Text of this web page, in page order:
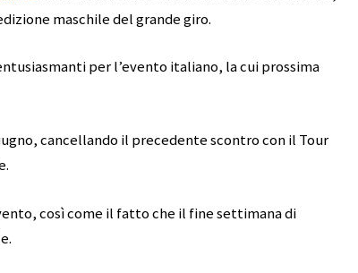
maschile del grande giro.
per l’evento italiano, la cui prossima
cancellando il precedente scontro con il Tour
così come il fatto che il fine settimana di